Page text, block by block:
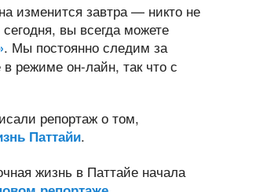
изменится завтра — никто не
вы всегда можете
. Мы постоянно следим за
режиме он-лайн, так что с
репортаж о том,
Паттайи.
жизнь в Паттайе начала